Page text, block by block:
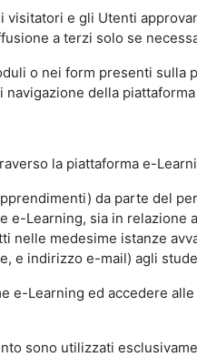
e gli Utenti
a terzi solo se
o nei form presenti
della
la piattaforma e-
da parte del
Learning, sia in
nelle medesime istanze
e indirizzo e-mail) agli
Learning ed accedere
sono utilizzati